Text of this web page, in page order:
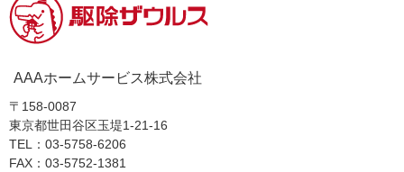
AAAホームサービス株式会社
〒158-0087
東京都世田谷区玉堤1-21-16
TEL：03-5758-6206
FAX：03-5752-1381